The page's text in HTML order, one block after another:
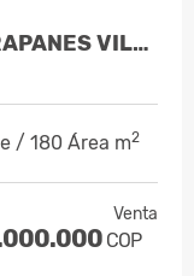
VENTA CASA CON RENTA, URAPANES VILLA…
/ 180 Área m2
Venta
COP